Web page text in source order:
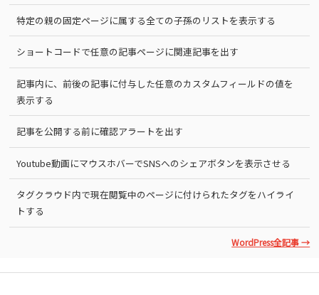
特定の親の固定ページに属する全ての子孫のリストを表示する
ショートコードで任意の記事ページに関連記事を出す
記事内に、前後の記事に付与した任意のカスタムフィールドの値を
表示する
記事を公開する前に確認アラートを出す
Youtube動画にマウスホバーでSNSへのシェアボタンを表示させる
タグクラウド内で現在閲覧中のページに付けられたタグをハイライ
トする
WordPress全記事 →